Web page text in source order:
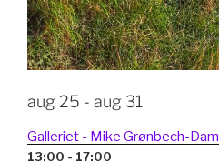
aug 25 - aug 31
Galleriet - Mike Grønbech-Dam
13:00 - 17:00